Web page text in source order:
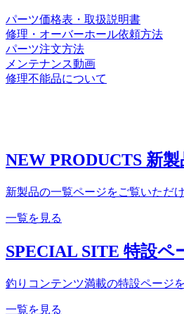
パーツ価格表・取扱説明書
修理・オーバーホール依頼方法
パーツ注文方法
メンテナンス動画
修理不能品について
NEW PRODUCTS 新製
新製品の一覧ページをご覧いただけ
一覧を見る
SPECIAL SITE 特設ペ
釣りコンテンツ満載の特設ページ
一覧を見る